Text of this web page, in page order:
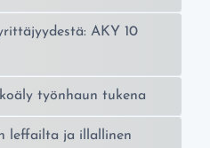
AKY 10
työnhaun tukena
leffailta ja illallinen